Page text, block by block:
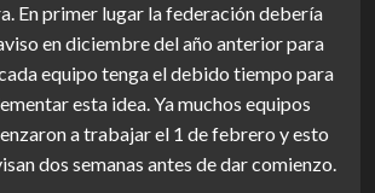
En primer lugar la federación debería
en diciembre del año anterior para
equipo tenga el debido tiempo para
esta idea. Ya muchos equipos
a trabajar el 1 de febrero y esto
dos semanas antes de dar comienzo.